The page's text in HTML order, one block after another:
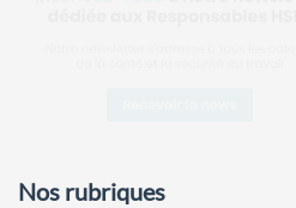
Nos rubriques